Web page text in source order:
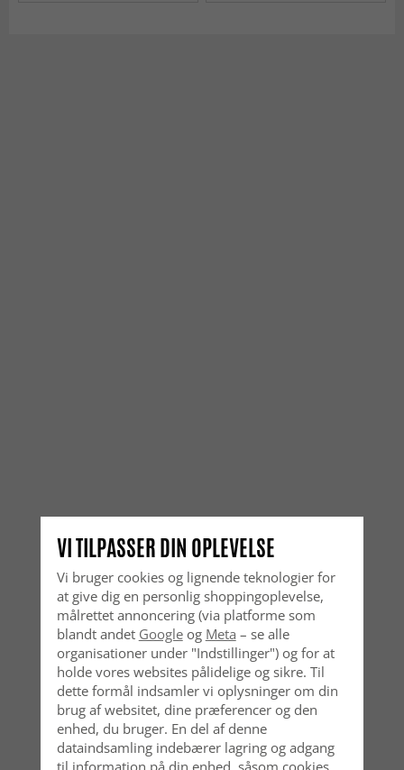
VI TILPASSER DIN OPLEVELSE
Vi bruger cookies og lignende teknologier for
at give dig en personlig shoppingoplevelse,
målrettet annoncering (via platforme som
blandt andet Googleog Meta – se alle
organisationer under "Indstillinger") og for at
holde vores websites pålidelige og sikre. Til
dette formål indsamler vi oplysninger om din
brug af websitet, dine præferencer og den
enhed, du bruger. En del af denne
dataindsamling indebærer lagring og adgang
til information på din enhed, såsom cookies,